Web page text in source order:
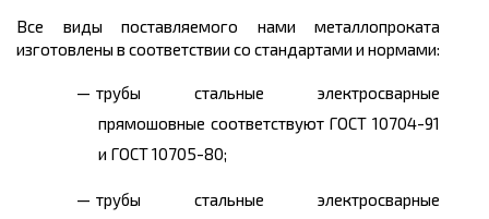
Все виды поставляемого нами металлопроката
изготовлены в соответствии со стандартами и нормами:
трубы стальные электросварные
прямошовные соответствуют ГОСТ 10704-91
и ГОСТ 10705-80;
трубы стальные электросварные